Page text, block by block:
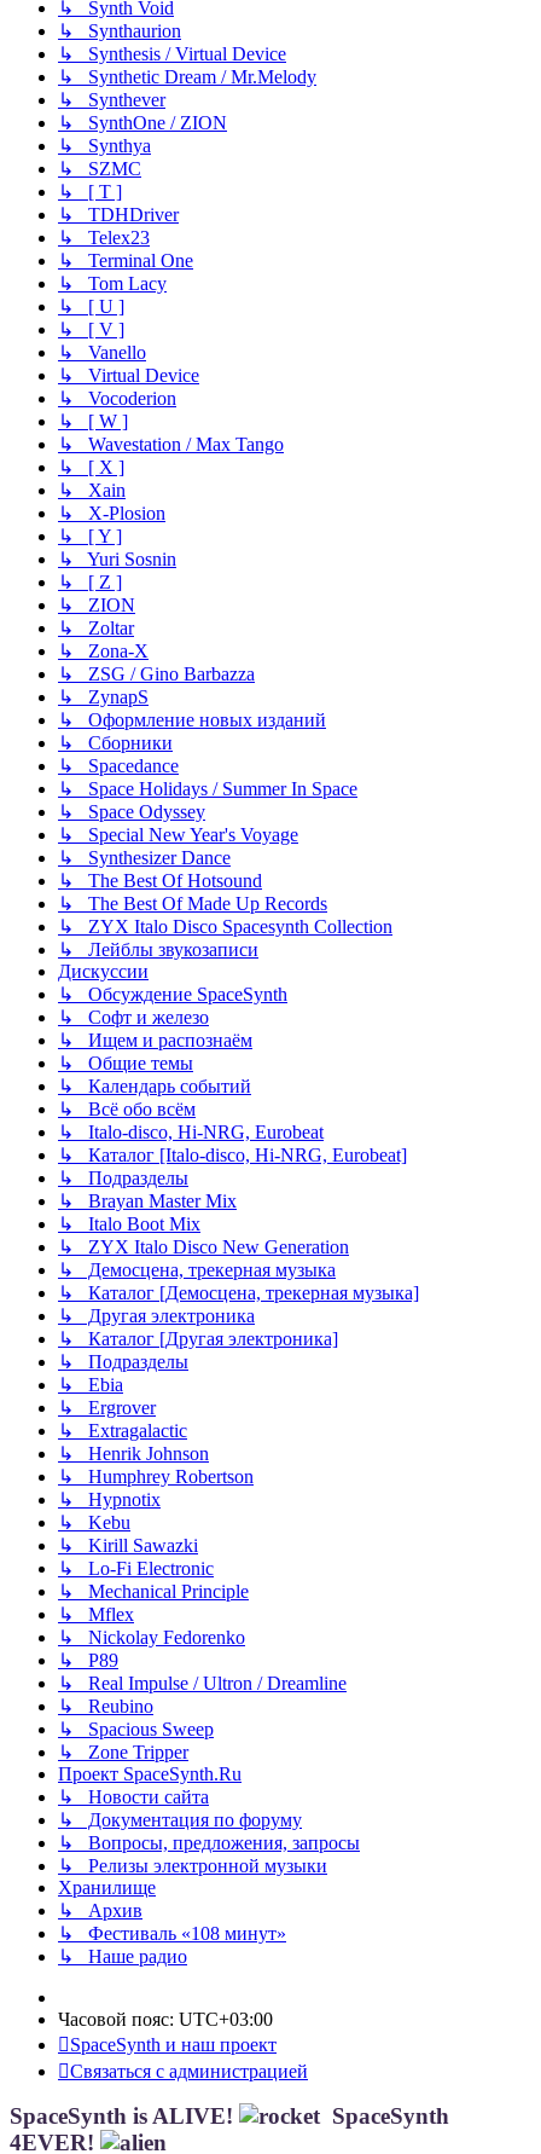
↳ Synth Void
↳ Synthaurion
↳ Synthesis / Virtual Device
↳ Synthetic Dream / Mr.Melody
↳ Synthever
↳ SynthOne / ZION
↳ Synthya
↳ SZMC
↳ [ T ]
↳ TDHDriver
↳ Telex23
↳ Terminal One
↳ Tom Lacy
↳ [ U ]
↳ [ V ]
↳ Vanello
↳ Virtual Device
↳ Vocoderion
↳ [ W ]
↳ Wavestation / Max Tango
↳ [ X ]
↳ Xain
↳ X-Plosion
↳ [ Y ]
↳ Yuri Sosnin
↳ [ Z ]
↳ ZION
↳ Zoltar
↳ Zona-X
↳ ZSG / Gino Barbazza
↳ ZynapS
↳ Оформление новых изданий
↳ Сборники
↳ Spacedance
↳ Space Holidays / Summer In Space
↳ Space Odyssey
↳ Special New Year's Voyage
↳ Synthesizer Dance
↳ The Best Of Hotsound
↳ The Best Of Made Up Records
↳ ZYX Italo Disco Spacesynth Collection
↳ Лейблы звукозаписи
Дискуссии
↳ Обсуждение SpaceSynth
↳ Софт и железо
↳ Ищем и распознаём
↳ Общие темы
↳ Календарь событий
↳ Всё обо всём
↳ Italo-disco, Hi-NRG, Eurobeat
↳ Каталог [Italo-disco, Hi-NRG, Eurobeat]
↳ Подразделы
↳ Brayan Master Mix
↳ Italo Boot Mix
↳ ZYX Italo Disco New Generation
↳ Демосцена, трекерная музыка
↳ Каталог [Демосцена, трекерная музыка]
↳ Другая электроника
↳ Каталог [Другая электроника]
↳ Подразделы
↳ Ebia
↳ Ergrover
↳ Extragalactic
↳ Henrik Johnson
↳ Humphrey Robertson
↳ Hypnotix
↳ Kebu
↳ Kirill Sawazki
↳ Lo-Fi Electronic
↳ Mechanical Principle
↳ Mflex
↳ Nickolay Fedorenko
↳ P89
↳ Real Impulse / Ultron / Dreamline
↳ Reubino
↳ Spacious Sweep
↳ Zone Tripper
Проект SpaceSynth.Ru
↳ Новости сайта
↳ Документация по форуму
↳ Вопросы, предложения, запросы
↳ Релизы электронной музыки
Хранилище
↳ Архив
↳ Фестиваль «108 минут»
↳ Наше радио
Часовой пояс: UTC+03:00
SpaceSynth и наш проект
Связаться с администрацией
SpaceSynth is ALIVE!
SpaceSynth
4EVER!